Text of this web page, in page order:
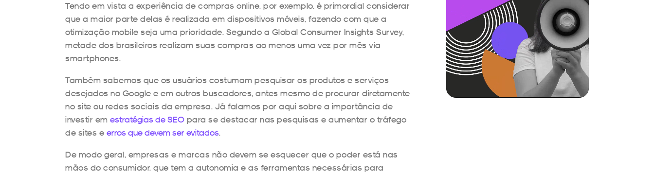
Tendo em vista a experiência de compras online, por exemplo, é primordial considerar
que a maior parte delas é realizada em dispositivos móveis, fazendo com que a
otimização mobile seja uma prioridade. Segundo a Global Consumer Insights Survey,
metade dos brasileiros realizam suas compras ao menos uma vez por mês via
smartphones.
Também sabemos que os usuários costumam pesquisar os produtos e serviços
desejados no Google e em outros buscadores, antes mesmo de procurar diretamente
no site ou redes sociais da empresa. Já falamos por aqui sobre a importância de
investir emestratégias de SEO para se destacar nas pesquisas e aumentar o tráfego
de sites e erros que devem ser evitados.
De modo geral, empresas e marcas não devem se esquecer que o poder está nas
mãos do consumidor, que tem a autonomia e as ferramentas necessárias para